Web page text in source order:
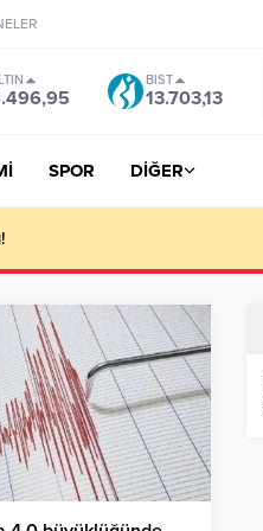
BIST
13.703,13
SPOR DİĞER